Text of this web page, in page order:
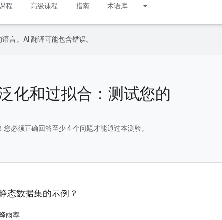
程 高级课程 指南 术语库
言。AI 翻译可能包含错误。
化和过拟合：测试您的
必须正确回答至少 4 个问题才能通过本测验。
态数据集的示例？
雨率